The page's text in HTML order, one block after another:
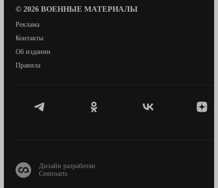
© 2026 ВОЕННЫЕ МАТЕРИАЛЫ
Реклама
Контакты
Об издании
Правила
Centroarts